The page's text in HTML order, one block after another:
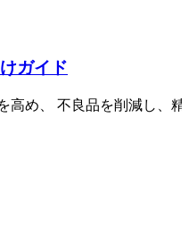
ガイド
高め、 不良品を削減し、